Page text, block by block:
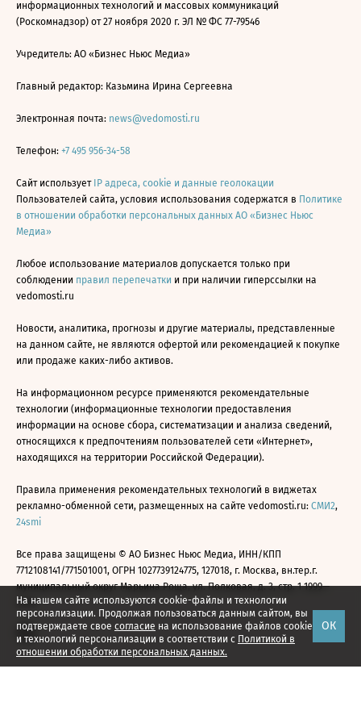
На нашем сайте используются cookie-файлы и технологии
персонализации. Продолжая пользоваться данным сайтом, вы
подтверждаете свое согласие на использование файлов cookie
и технологий персонализации в соответствии с Политикой в
отношении обработки персональных данных.
ОК
информационных технологий и массовых коммуникаций
(Роскомнадзор) от 27 ноября 2020 г. ЭЛ № ФС 77-79546
Учредитель: АО «Бизнес Ньюс Медиа»
Главный редактор: Казьмина Ирина Сергеевна
Электронная почта: news@vedomosti.ru
Телефон: +7 495 956-34-58
Сайт использует IP адреса, cookie и данные геолокации
Пользователей сайта, условия использования содержатся в Политике
в отношении обработки персональных данных АО «Бизнес Ньюс
Медиа»
Любое использование материалов допускается только при
соблюдении правил перепечатки и при наличии гиперссылки на
vedomosti.ru
Новости, аналитика, прогнозы и другие материалы, представленные
на данном сайте, не являются офертой или рекомендацией к покупке
или продаже каких-либо активов.
На информационном ресурсе применяются рекомендательные
технологии (информационные технологии предоставления
информации на основе сбора, систематизации и анализа сведений,
относящихся к предпочтениям пользователей сети «Интернет»,
находящихся на территории Российской Федерации).
Правила применения рекомендательных технологий в виджетах
рекламно-обменной сети, размещенных на сайте vedomosti.ru: СМИ2,
24smi
Все права защищены © АО Бизнес Ньюс Медиа, ИНН/КПП
7712108141/771501001, ОГРН 1027739124775, 127018, г. Москва, вн.тер.г.
муниципальный округ Марьина Роща, ул. Полковая, д. 3, стр. 1 1999—
2026